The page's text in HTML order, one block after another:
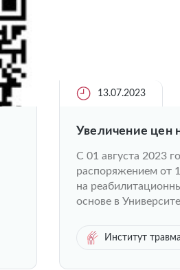
13.07.2023
Увеличение цен
С 01 августа 2023
распоряжением от
на
основе в
Институт